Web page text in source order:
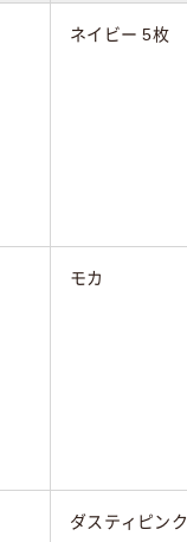
ネイビー 5枚
モカ
ダスティピンク